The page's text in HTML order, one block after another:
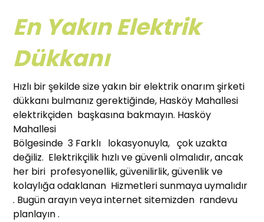
En Yakın Elektrik
Dükkanı
Hızlı bir şekilde size yakın bir elektrik onarım şirketi
dükkanı bulmanız gerektiğinde, Hasköy Mahallesi
elektrikçiden başkasına bakmayın. Hasköy
Mahallesi
Bölgesinde 3 Farklı lokasyonuyla, çok uzakta
değiliz. Elektrikçilik hızlı ve güvenli olmalıdır, ancak
her biri profesyonellik, güvenilirlik, güvenlik ve
kolaylığa odaklanan Hizmetleri sunmaya uymalıdır
. Bugün arayın veya internet sitemizden randevu
planlayın .